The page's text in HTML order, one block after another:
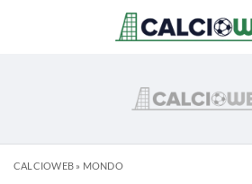
CALCIOWEB» MONDO